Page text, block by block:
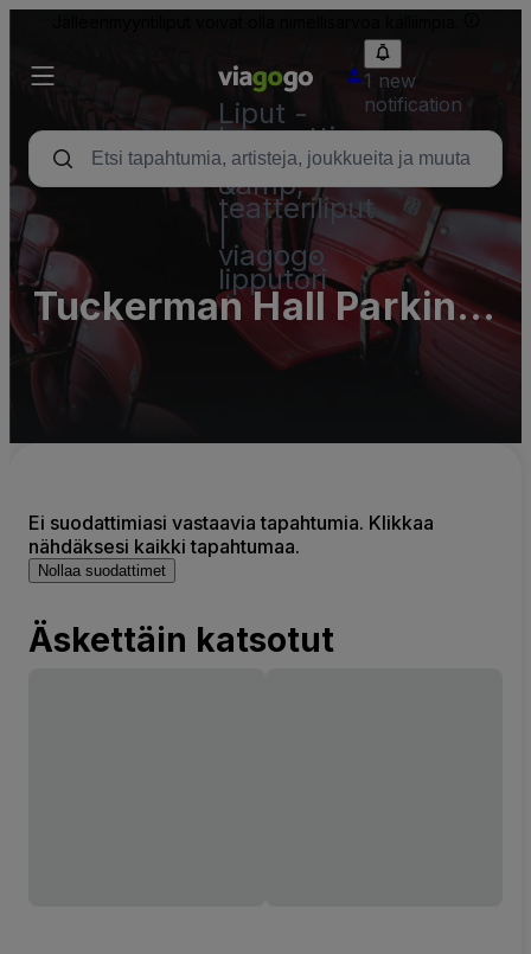
Liput -
konsertti,
urheilu
&amp;
teatteriliput
viagogo
lipputori
1 new
notification
Tuckerman Hall Parking
Lots
Ei suodattimiasi vastaavia tapahtumia. Klikkaa
nähdäksesi kaikki tapahtumaa.
Nollaa suodattimet
Äskettäin katsotut